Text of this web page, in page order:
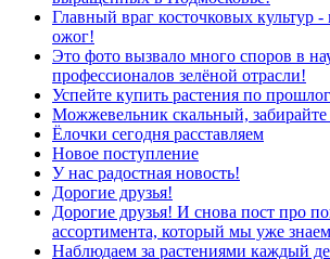
Главный враг косточковых культур
ожог!
Это фото вызвало много споров в
профессионалов зелёной отрасли!
Успейте купить растения по
Можжевельник скальный, забирайте
Ёлочки сегодня расставляем
Новое поступление
У нас радостная новость!
Дорогие друзья!
Дорогие друзья! И снова пост про
ассортимента, который мы уже
Наблюдаем за растениями каждый